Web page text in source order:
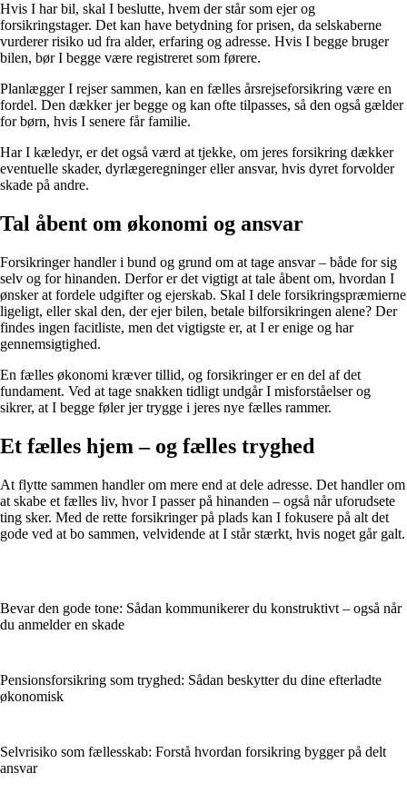
Hvis I har bil, skal I beslutte, hvem der står som ejer og
forsikringstager. Det kan have betydning for prisen, da selskaberne
vurderer risiko ud fra alder, erfaring og adresse. Hvis I begge bruger
bilen, bør I begge være registreret som førere.
Planlægger I rejser sammen, kan en fælles årsrejseforsikring være en
fordel. Den dækker jer begge og kan ofte tilpasses, så den også gælder
for børn, hvis I senere får familie.
Har I kæledyr, er det også værd at tjekke, om jeres forsikring dækker
eventuelle skader, dyrlægeregninger eller ansvar, hvis dyret forvolder
skade på andre.
Tal åbent om økonomi og ansvar
Forsikringer handler i bund og grund om at tage ansvar – både for sig
selv og for hinanden. Derfor er det vigtigt at tale åbent om, hvordan I
ønsker at fordele udgifter og ejerskab. Skal I dele forsikringspræmierne
ligeligt, eller skal den, der ejer bilen, betale bilforsikringen alene? Der
findes ingen facitliste, men det vigtigste er, at I er enige og har
gennemsigtighed.
En fælles økonomi kræver tillid, og forsikringer er en del af det
fundament. Ved at tage snakken tidligt undgår I misforståelser og
sikrer, at I begge føler jer trygge i jeres nye fælles rammer.
Et fælles hjem – og fælles tryghed
At flytte sammen handler om mere end at dele adresse. Det handler om
at skabe et fælles liv, hvor I passer på hinanden – også når uforudsete
ting sker. Med de rette forsikringer på plads kan I fokusere på alt det
gode ved at bo sammen, velvidende at I står stærkt, hvis noget går galt.
Bevar den gode tone: Sådan kommunikerer du konstruktivt – også når
du anmelder en skade
Pensionsforsikring som tryghed: Sådan beskytter du dine efterladte
økonomisk
Selvrisiko som fællesskab: Forstå hvordan forsikring bygger på delt
ansvar